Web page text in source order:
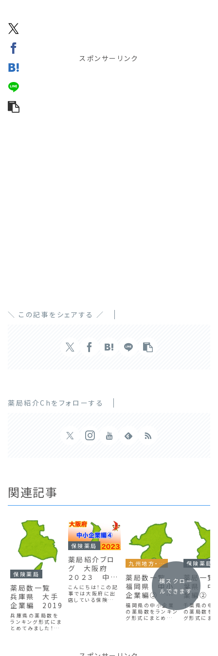
スポンサーリンク
＼ この記事をシェアする ／
薬局紹介Chをフォローする
関連記事
保険薬局
薬局数一覧
兵庫県 大手
企業編 2019
兵庫県の薬局数を
ランキング形式にま
とめてみました！兵
保険薬局
薬局紹介ブロ
グ 大阪府
２０２３ 中小
企業編④
こんにちは！この記
事では大阪府に出
店している保険薬局
九州地方・沖縄
薬局数一覧
福岡県 中小
企業編②
2019
福岡県の中小企業
の薬局数をランキン
グ形式にまとめて
保険薬局
薬局一
葉県 中
業編②
千葉県の中
の薬局数を
グ形式にま
横スクロー
ルできます